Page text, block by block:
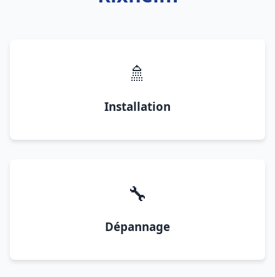
🚿
Installation
🔧
Dépannage